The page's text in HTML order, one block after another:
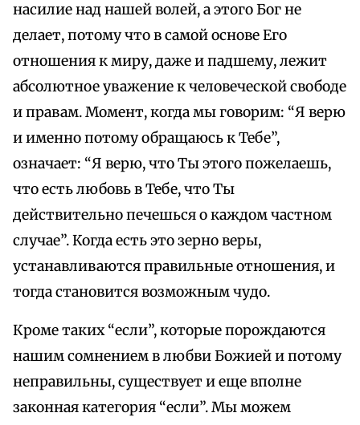
насилие над нашей волей, а этого Бог не
делает, потому что в самой основе Его
отношения к миру, даже и падшему, лежит
абсолютное уважение к человеческой свободе
и правам. Момент, когда мы говорим: “Я верю
и именно потому обращаюсь к Тебе”,
означает: “Я верю, что Ты этого пожелаешь,
что есть любовь в Тебе, что Ты
действительно печешься о каждом частном
случае”. Когда есть это зерно веры,
устанавливаются правильные отношения, и
тогда становится возможным чудо.
Кроме таких “если”, которые порождаются
нашим сомнением в любви Божией и потому
неправильны, существует и еще вполне
законная категория “если”. Мы можем